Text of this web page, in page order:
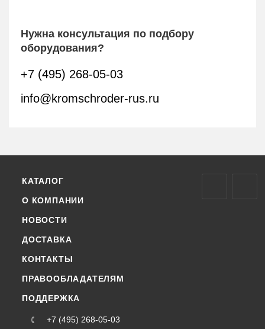
Нужна консультация по подбору
оборудования?
+7 (495) 268-05-03
info@kromschroder-rus.ru
КАТАЛОГ
О КОМПАНИИ
НОВОСТИ
ДОСТАВКА
КОНТАКТЫ
ПРАВООБЛАДАТЕЛЯМ
ПОДДЕРЖКА
+7 (495) 268-05-03